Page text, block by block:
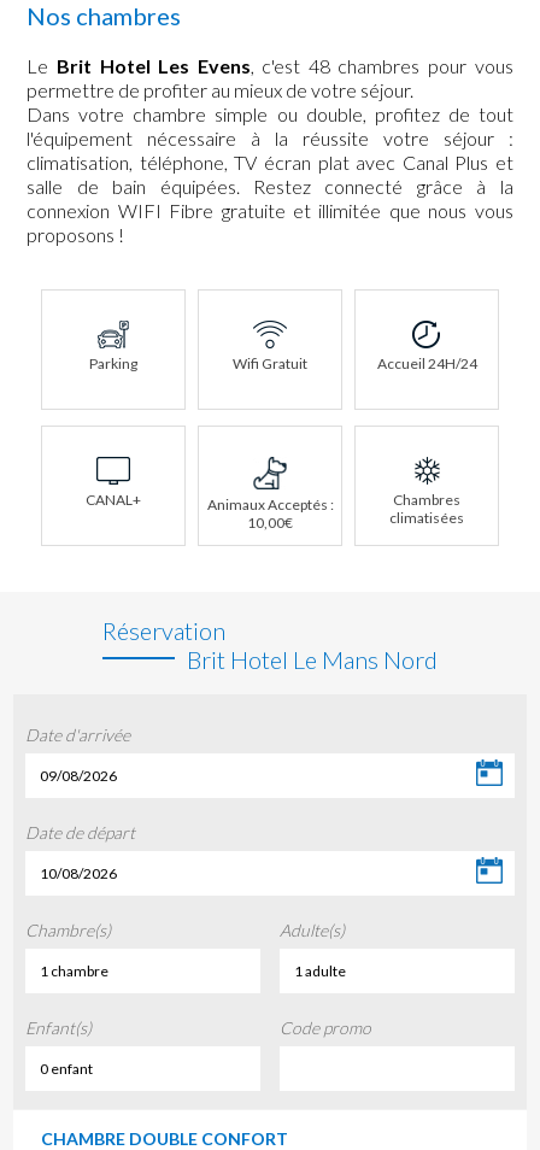
Nos chambres
Le Brit Hotel Les Evens, c'est 48 chambres pour vous
permettre de profiter au mieux de votre séjour.
Dans votre chambre simple ou double, profitez de tout
l'équipement nécessaire à la réussite votre séjour :
climatisation, téléphone, TV écran plat avec Canal Plus et
salle de bain équipées. Restez connecté grâce à la
connexion WIFI Fibre gratuite et illimitée que nous vous
proposons !
Parking Wifi Gratuit Accueil 24H/24
CANAL+
Animaux Acceptés :
10,00€
Chambres
climatisées
Réservation
Brit Hotel Le Mans Nord
Date d'arrivée
09/08/2026
Date de départ
10/08/2026
Chambre(s)
1 chambre
Adulte(s)
1 adulte
Enfant(s)
0 enfant
Code promo
CHAMBRE DOUBLE CONFORT